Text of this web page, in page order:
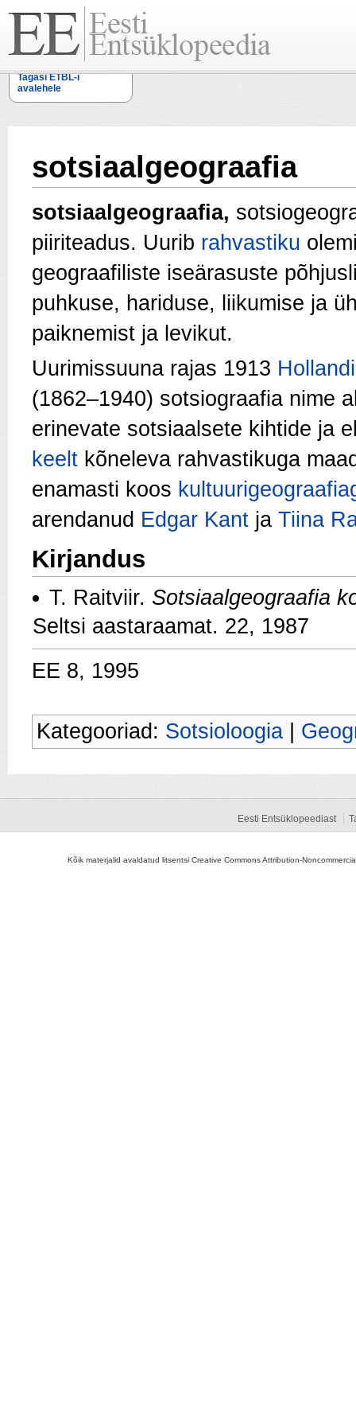
Tagasi ETBL-i
avalehele
sotsiaalgeograafia
sotsiaalgeograafia,
piiriteadus. Uurib rahvastiku
geograafiliste iseärasuste
puhkuse, hariduse, liikumise ja
paiknemist ja levikut.
Uurimissuuna rajas 1913 Hollandi
(1862–1940) sotsiograafia nime
erinevate sotsiaalsete kihtide ja
keelt kõneleva rahvastikuga
enamasti koos
arendanud Edgar Kant ja Tiina
Kirjandus
Т. Raitviir. Sotsiaalgeograafia
Seltsi aastaraamat. 22, 1987
EE 8, 1995
Kategooriad: Sotsioloogia
Eesti Entsüklopeediast
Kõik materjalid avaldatud litsentsi Creative Commons Attribution-